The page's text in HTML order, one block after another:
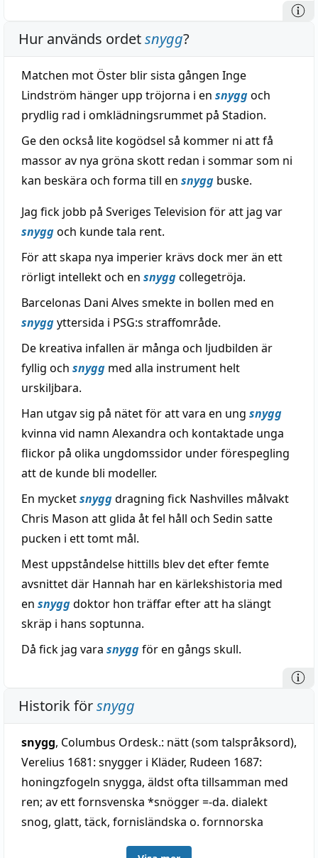
Hur används ordetsnygg?
Matchen mot Öster blir sista gången Inge
Lindström hänger upp tröjorna i en snyggoch
prydlig rad i omklädningsrummet på Stadion.
Ge den också lite kogödsel så kommer ni att få
massor av nya gröna skott redan i sommar som ni
kan beskära och forma till en snygg buske.
Jag fick jobb på Sveriges Television för att jag var
snyggoch kunde tala rent.
För att skapa nya imperier krävs dock mer än ett
rörligt intellekt och en snyggcollegetröja.
Barcelonas Dani Alves smekte in bollen med en
snyggyttersida i PSG:s straffområde.
De kreativa infallen är många och ljudbilden är
fyllig och snygg med alla instrument helt
urskiljbara.
Han utgav sig på nätet för att vara en ung snygg
kvinna vid namn Alexandra och kontaktade unga
flickor på olika ungdomssidor under förespegling
att de kunde bli modeller.
En mycketsnyggdragning fick Nashvilles målvakt
Chris Mason att glida åt fel håll och Sedin satte
pucken i ett tomt mål.
Mest uppståndelse hittills blev det efter femte
avsnittet där Hannah har en kärlekshistoria med
en snyggdoktor hon träffar efter att ha slängt
skräp i hans soptunna.
Då fick jag vara snyggför en gångs skull.
Historik försnygg
snygg, Columbus Ordesk.: nätt (som talspråksord),
Verelius 1681: snygger i Kläder, Rudeen 1687:
honingzfogeln snygga, äldst ofta tillsamman med
ren; av ett fornsvenska *snögger =-da. dialekt
snog, glatt, täck, fornisländska o. fornnorska